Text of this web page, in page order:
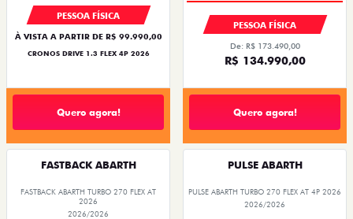
PESSOA FÍSICA
À VISTA A PARTIR DE R$ 99.990,00
CRONOS DRIVE 1.3 FLEX 4P 2026
Quero agora!
PESSOA FÍSICA
De: R$ 173.490,00
R$ 134.990,00
Quero agora!
FASTBACK ABARTH
FASTBACK ABARTH TURBO 270 FLEX AT
2026
2026/2026
PULSE ABARTH
PULSE ABARTH TURBO 270 FLEX AT 4P 2026
2026/2026